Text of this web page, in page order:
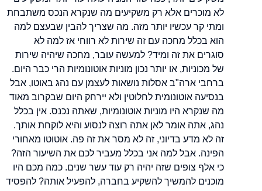
לא מוכרים אלא רק משקיעים מה שנקרא הנכס משתבחת
ומתי קר עכשיו יותר מזה. מה שצריך להבין שבעצם למה
הוא בכלל מחכה עם זה שירות לא רווחי אז למה לא
סוגרים את זה ומיד? למעשה עובר, מחכה שיהיה שירות
של מכוניות, או יותר נכון מוניות אוטונומיות הרי כבר היום.
ברחבי ארה"ב אסלות נושאות לעצמן עם נהג באוטו, אבל
בנסיעה אוטונומית לחלוטין ולא יירחק היום שבקרוב מאוד
מה שנקרא היו מוניות אוטונומיות, שאתה נכנס. אין בכלל
נהג, אתה אומר לאן אתה רוצה לנסוע והיא לוקחת אותך.
זה לא מדע בדיוני, זה לא מסר את זה פה. אוטוטו מאחורי
הפינה. אבל למה אני בכלל מעביר לכם את השיעור הזה?
כי אלף צופים שזה יהיה רק עוד עשר שנים. כמה מכם היו
מוכנים להמשיך להשקיע בחברה, להפעיל אותה? להפסיד